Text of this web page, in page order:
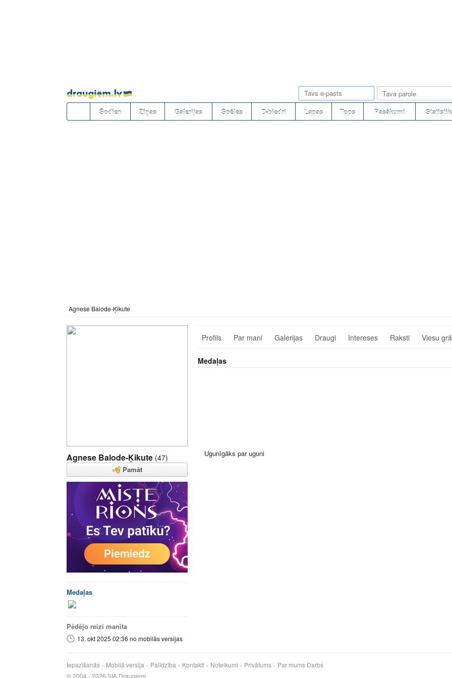
Pāriet
uz
saturu
Šodien Ziņas Galerijas Spēles D-biedri Lapas Tops Pasākumi
Agnese Balode-Ķikute
Agnese Balode-Ķikute (47)
Pamāt
Medaļas
Pēdējo reizi manīta
13. okt 2025 02:36 no mobilās versijas
Profils Par mani Galerijas Draugi Intereses Raksti Viesu
Medaļas
Ugunīgāks par uguni
Iepazīšanās Mobilā versija Palīdzība Kontakti Noteikumi Privātums Par mums Darbs
© 2004 - 2026 SIA Draugiem